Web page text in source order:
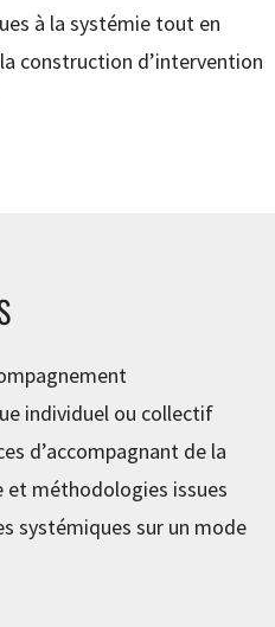
à la systémie tout en
construction d’intervention
individuel ou collectif
d’accompagnant de la
et méthodologies issues
systémiques sur un mode